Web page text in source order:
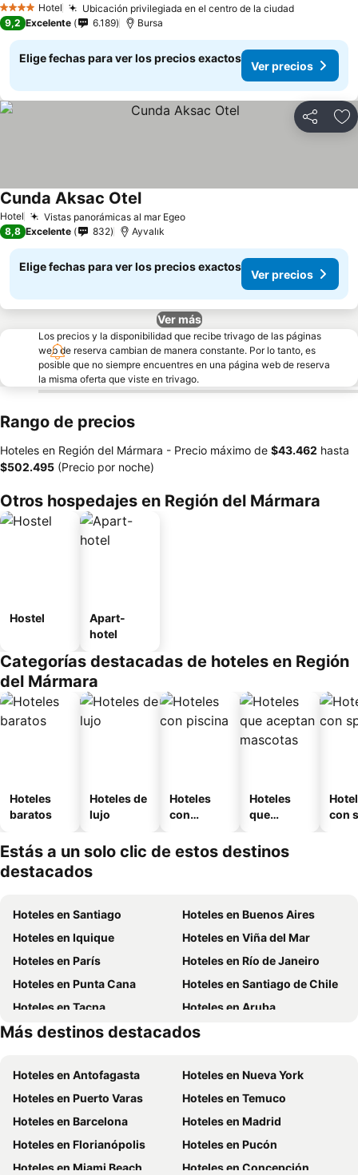
4 EstrellasHotel Ubicación privilegiada en el centro de la ciudad
9,2 Excelente 6.189 Bursa
Elige fechas para ver los precios exactos
Ver precios
Compartir
Hotel Vistas panorámicas al mar Egeo
Cunda Aksac Otel
8,8 Excelente 832 Ayvalık
Elige fechas para ver los precios exactos
Ver precios
Ver más
Los precios y la disponibilidad que recibe trivago de las páginas
web de reserva cambian de manera constante. Por lo tanto, es
posible que no siempre encuentres en una página web de reserva
la misma oferta que viste en trivago.
Rango de precios
Hoteles en Región del Mármara - Precio máximo de ‎$43.462 hasta
‎$502.495 (Precio por noche)
Otros hospedajes en Región del Mármara
Hostel
Apart-
hotel
Categorías destacadas de hoteles en Región
del Mármara
Hoteles
baratos
Hoteles de
lujo
Hoteles
con
Hoteles
que
mascotas
con
Estás a un solo clic de estos destinos
destacados
Hoteles en Santiago
Hoteles en Buenos Aires
Hoteles en Iquique
Hoteles en Viña del Mar
Hoteles en París
Hoteles en Río de Janeiro
Hoteles en Punta Cana
Hoteles en Santiago de Chile
Hoteles en Tacna
Hoteles en Aruba
Hoteles en Brasil
Hoteles en Chile
Más destinos destacados
Hoteles en Antofagasta
Hoteles en Nueva York
Hoteles en Puerto Varas
Hoteles en Temuco
Hoteles en Barcelona
Hoteles en Madrid
Hoteles en Florianópolis
Hoteles en Pucón
Hoteles en Miami Beach
Hoteles en Concepción